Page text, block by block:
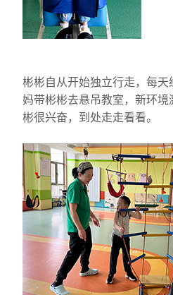
彬彬自从开始独立行走，每
妈带彬彬去悬吊教室，新环
彬很兴奋，到处走走看看。